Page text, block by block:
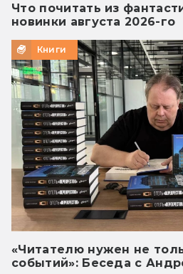
Что почитать из
новинки августа 2026-го
Книги
«Читателю нужен не
событий»: Беседа с